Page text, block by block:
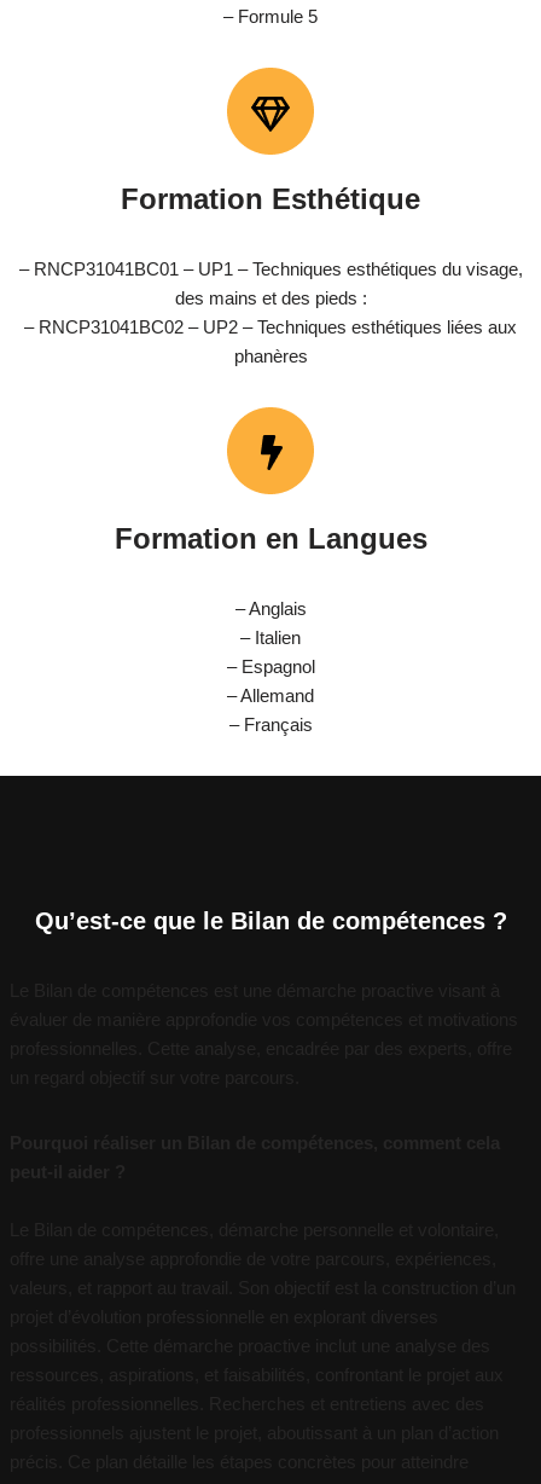
– Formule 5
Formation Esthétique
– RNCP31041BC01 – UP1 – Techniques esthétiques du visage,
des mains et des pieds :
– RNCP31041BC02 – UP2 – Techniques esthétiques liées aux
phanères
Formation en Langues
– Anglais
– Italien
– Espagnol
– Allemand
– Français
Qu’est-ce que le Bilan de compétences ?